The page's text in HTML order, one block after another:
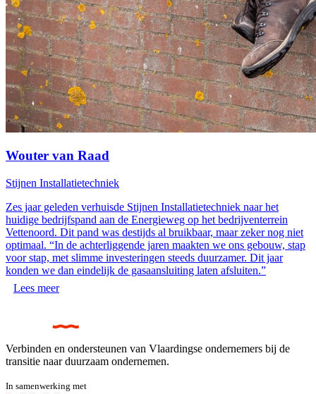
Wouter van Raad
Stijnen Installatietechniek
Zes jaar geleden verhuisde Stijnen Installatietechniek naar het
huidige bedrijfspand aan de Energieweg op het bedrijventerrein
Vettenoord. Dit pand was destijds al bruikbaar, maar zeker nog niet
optimaal. “In de achterliggende jaren maakten we ons gebouw, stap
voor stap, met slimme investeringen steeds duurzamer. Dit jaar
konden we dan eindelijk de gasaansluiting laten afsluiten.”
Lees meer
Verbinden en ondersteunen van Vlaardingse ondernemers bij de
transitie naar duurzaam ondernemen.
In samenwerking met